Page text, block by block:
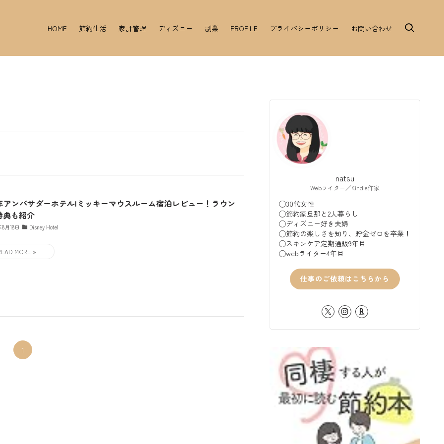
HOME 節約生活 家計管理 ディズニー 副業 PROFILE プライバシーポリシー お問い合わせ
アンバサダーホテル|ミッキーマウスルーム宿泊レビュー！ラウン
典も紹介
月18日 Disney Hotel
1
natsu
Webライター／Kindle作家
◯30代女性
◯節約家旦那と2人暮らし
◯ディズニー好き夫婦
◯節約の楽しさを知り、貯金ゼロを卒業！
◯スキンケア定期通販9年目
◯webライター4年目
仕事のご依頼はこちらから